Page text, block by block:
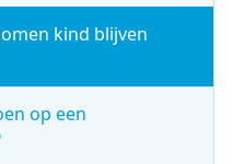
kind blijven
op een